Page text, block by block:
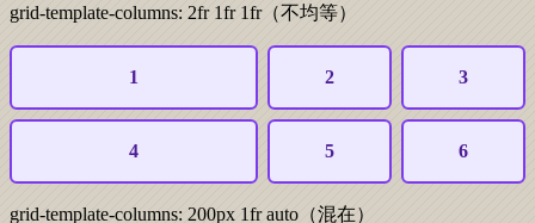
grid-template-columns: 2fr 1fr 1fr（不均等）
1 2 3
4 5 6
grid-template-columns: 200px 1fr auto（混在）